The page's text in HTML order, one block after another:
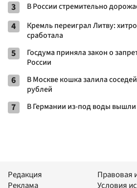
3 В России стремительно
4
Кремль переиграл Литву:
сработала
5
Госдума приняла закон о
России
6
В Москве кошка залила
рублей
7 В Германии из-под воды вышли
Редакция
Реклама
Правовая
Условия